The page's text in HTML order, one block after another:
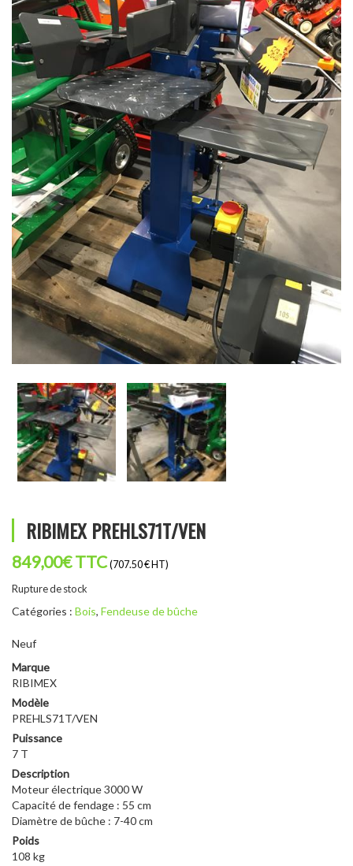
RIBIMEX PREHLS71T/VEN
849,00€TTC (707.50 € HT)
Rupture de stock
Catégories : Bois, Fendeuse de bûche
Neuf
Marque
RIBIMEX
Modèle
PREHLS71T/VEN
Puissance
7 T
Description
Moteur électrique 3000 W
Capacité de fendage : 55 cm
Diamètre de bûche : 7-40 cm
Poids
108 kg